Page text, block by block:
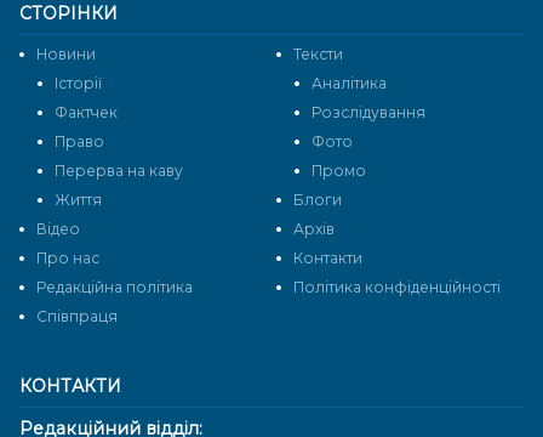
КОНТАКТИ
Редакційний відділ:
СТОРІНКИ
Новини
Тексти
Історії
Аналітика
Фактчек
Розслідування
Право
Фото
Перерва на каву
Промо
Життя
Блоги
Відео
Архів
Про нас
Контакти
Редакційна політика
Політика конфіденційності
Cпівпраця